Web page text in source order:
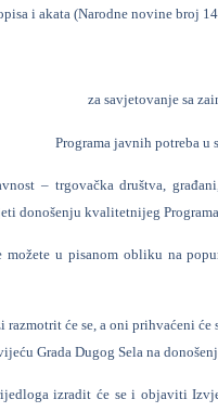
i akata (Narodne novine broj
za savjetovanje sa
Programa javnih potreba u
– trgovačka društva,
donošenju kvalitetnijeg
u pisanom obliku na
će se, a oni prihvaćeni će
Grada Dugog Sela na
izradit će se i objaviti